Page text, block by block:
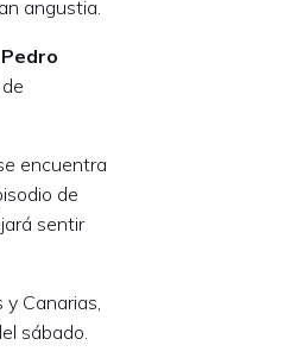
angustia.
Pedro
encuentra
de
sentir
Canarias,
sábado.